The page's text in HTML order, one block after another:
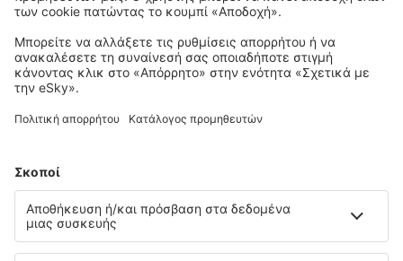
λόγω τουριστικής δραστηριότητας.
Ακτοπλοϊκά
Προσφορές
Μεταφορές
Αθλητικά γεγονότα